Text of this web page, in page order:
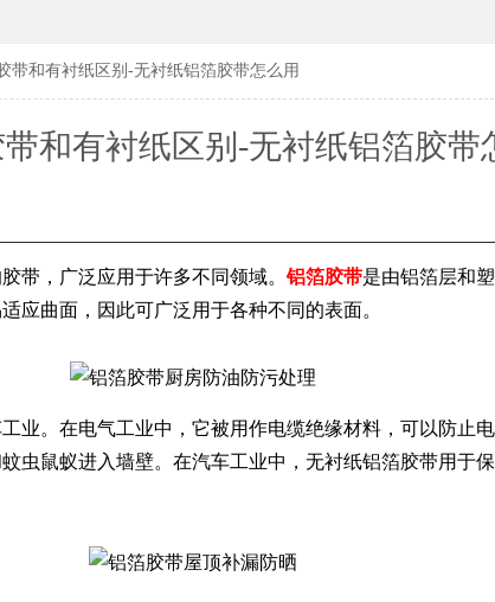
带和有衬纸区别-无衬纸铝箔胶带怎么用
和有衬纸区别-无衬纸铝箔胶带
带，广泛应用于许多不同领域。铝箔胶带是由铝箔层和
应曲面，因此可广泛用于各种不同的表面。
业。在电气工业中，它被用作电缆绝缘材料，可以防止
虫鼠蚁进入墙壁。在汽车工业中，无衬纸铝箔胶带用于